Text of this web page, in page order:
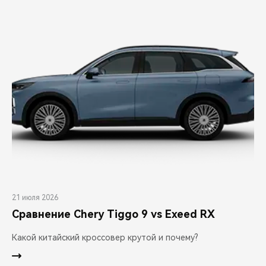
21 июля 2026
Сравнение Chery Tiggo 9 vs Exeed RX
Какой китайский кроссовер крутой и почему?